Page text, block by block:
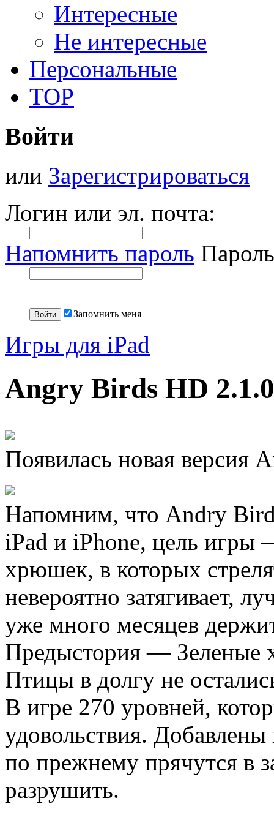
Интересные
Не интересные
Персональные
TOP
Войти
или Зарегистрироваться
Логин или эл. почта:
Напомнить пароль
Запомнить меня
Игры для iPad
Angry Birds HD 2.1.0
Появилась новая версия
Напомним, что Andry
iPad и iPhone, цель
хрюшек, в которых
невероятно затягивает,
уже много месяцев
Предыстория — Зеленые
Птицы в долгу не
В игре 270 уровней,
удовольствия.
по прежнему прячутся в
разрушить.